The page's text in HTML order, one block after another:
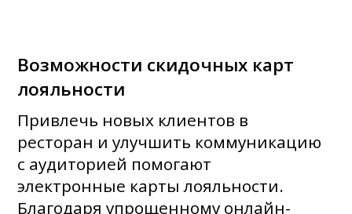
Возможности скидочных карт
лояльности
Привлечь новых клиентов в
ресторан и улучшить коммуникацию
с аудиторией помогают
электронные карты лояльности.
Благодаря упрощенному онлайн-